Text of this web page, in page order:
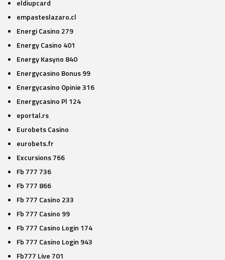
eldiupcard
empasteslazaro.cl
Energi Casino 279
Energy Casino 401
Energy Kasyno 840
Energycasino Bonus 99
Energycasino Opinie 316
Energycasino Pl 124
eportal.rs
Eurobets Casino
eurobets.fr
Excursions 766
Fb 777 736
Fb 777 866
Fb 777 Casino 233
Fb 777 Casino 99
Fb 777 Casino Login 174
Fb 777 Casino Login 943
Fb777 Live 701